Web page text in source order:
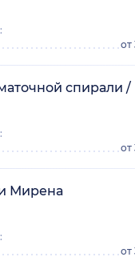
от
спирали
от
Мирена
от